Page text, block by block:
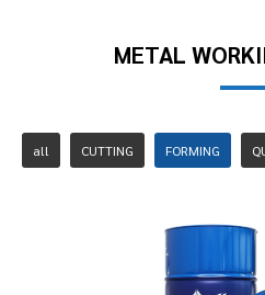
METAL
all CUTTING FORMING